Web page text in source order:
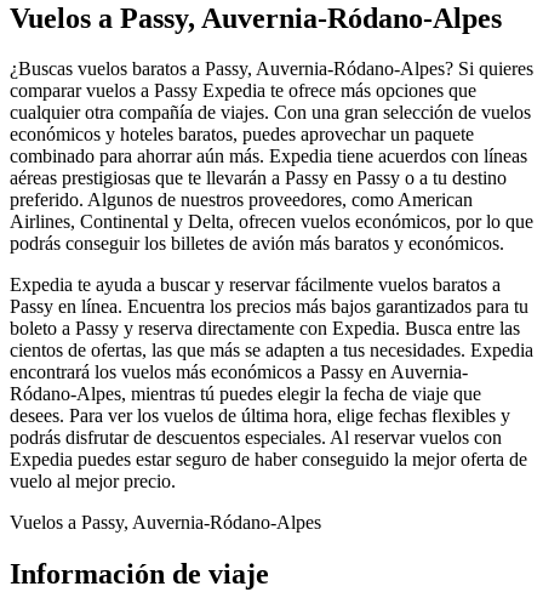
Vuelos a Passy, Auvernia-Ródano-Alpes
¿Buscas vuelos baratos a Passy, Auvernia-Ródano-Alpes? Si quieres
comparar vuelos a Passy Expedia te ofrece más opciones que
cualquier otra compañía de viajes. Con una gran selección de vuelos
económicos y hoteles baratos, puedes aprovechar un paquete
combinado para ahorrar aún más. Expedia tiene acuerdos con líneas
aéreas prestigiosas que te llevarán a Passy en Passy o a tu destino
preferido. Algunos de nuestros proveedores, como American
Airlines, Continental y Delta, ofrecen vuelos económicos, por lo que
podrás conseguir los billetes de avión más baratos y económicos.
Expedia te ayuda a buscar y reservar fácilmente vuelos baratos a
Passy en línea. Encuentra los precios más bajos garantizados para tu
boleto a Passy y reserva directamente con Expedia. Busca entre las
cientos de ofertas, las que más se adapten a tus necesidades. Expedia
encontrará los vuelos más económicos a Passy en Auvernia-
Ródano-Alpes, mientras tú puedes elegir la fecha de viaje que
desees. Para ver los vuelos de última hora, elige fechas flexibles y
podrás disfrutar de descuentos especiales. Al reservar vuelos con
Expedia puedes estar seguro de haber conseguido la mejor oferta de
vuelo al mejor precio.
Vuelos a Passy, Auvernia-Ródano-Alpes
Información de viaje